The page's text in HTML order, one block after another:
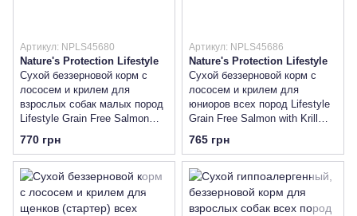
Артикул: NPLS45680
Nature's Protection Lifestyle
Сухой беззерновой корм с
лососем и крилем для
взрослых собак малых пород
Lifestyle Grain Free Salmon
with krill Adult Small and Mini
Breeds 1.5кг
770 грн
Артикул: NPLS45686
Nature's Protection Lifestyle
Сухой беззерновой корм с
лососем и крилем для
юниоров всех пород Lifestyle
Grain Free Salmon with Krill
Junior All Breeds 1.5кг
765 грн